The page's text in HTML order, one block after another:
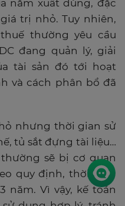
năm xuất dùng, đặc
trị nhỏ. Tuy nhiên,
thường yêu cầu
đang quản lý, giải
tài sản đó tới hoạt
và cách phân bổ đã
nhưng thời gian sử
tủ sắt đựng tài liệu…
sẽ bị cơ quan
quy định, thời gian
năm. Vì vậy, kế toán